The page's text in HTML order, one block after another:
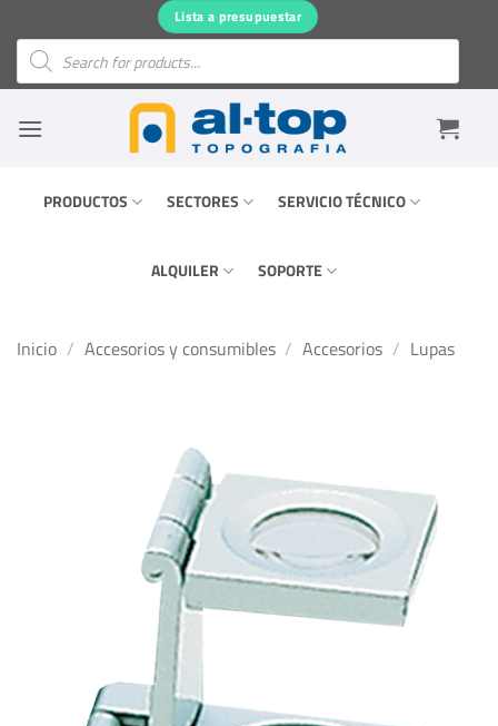
contenido
Lista a presupuestar
Búsqueda
productos
PRODUCTOS SECTORES SERVICIO TÉCNICO
ALQUILER SOPORTE
Inicio / Accesorios y consumibles / Accesorios / Lupas